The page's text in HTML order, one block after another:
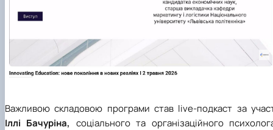
Важливою складовою програми став live-подкаст за
Іллі Бачуріна, соціального та організаційного